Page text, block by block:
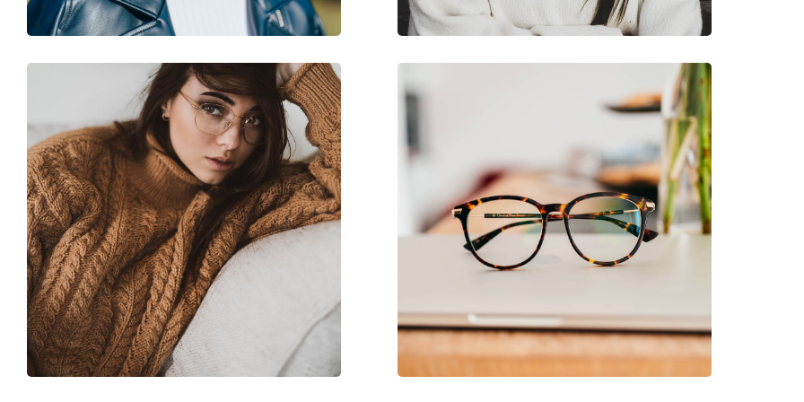
Marke:
Moschino Love
Code:
MOL543 8CQ 17 51